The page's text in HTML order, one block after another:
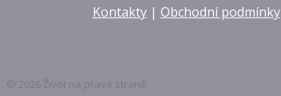
Kontakty| Obchodní podmínky
© 2026 Život na pravé straně